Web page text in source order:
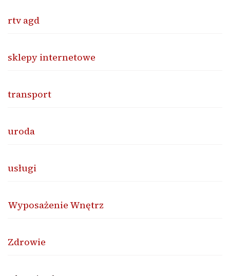
rtv agd
sklepy internetowe
transport
uroda
usługi
Wyposażenie Wnętrz
Zdrowie